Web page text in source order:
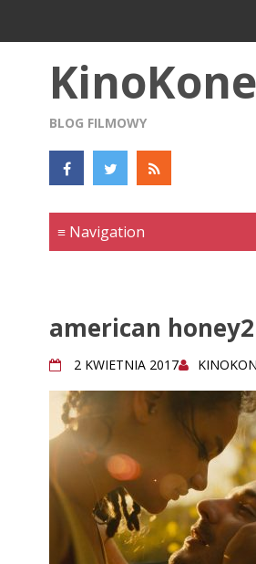
BLOG FILMOWY
american honey2
2 KWIETNIA 2017